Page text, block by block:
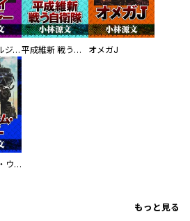
サムライソルジャー SAMURAI SOLDIER 平成維新 戦う自衛隊 オメガJ
ヴェトナム・ウォー VIETNAM WAR
もっと見る